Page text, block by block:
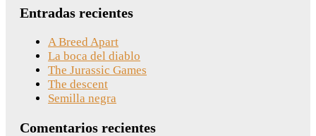
Entradas recientes
A Breed Apart
La boca del diablo
The Jurassic Games
The descent
Semilla negra
Comentarios recientes